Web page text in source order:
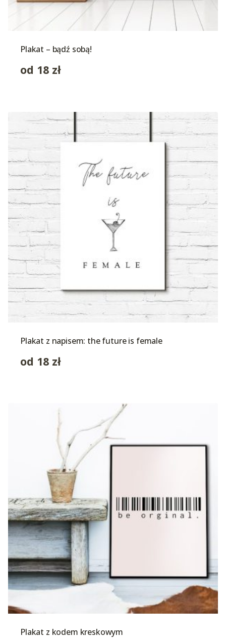
Plakat – bądź sobą!
od 18 zł
Plakat z napisem: the future is female
od 18 zł
Plakat z kodem kreskowym